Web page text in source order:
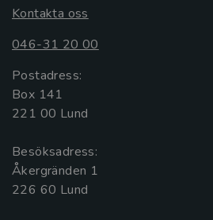
Kontakta oss
046-31 20 00
Postadress:
Box 141
221 00 Lund
Besöksadress:
Åkergränden 1